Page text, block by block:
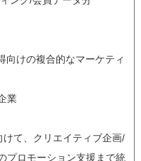
向けの複合的なマーケティ
業
て、クリエイティブ企画/
プロモーション支援まで統